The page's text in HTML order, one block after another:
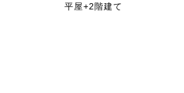
平屋+2階建て